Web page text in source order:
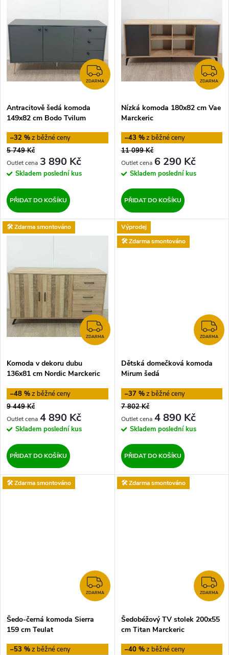
e
n
í
r
o
d
u
k
t
ů
Abecedně
p
i
s
p
r
o
d
u
k
ů
ZDARMA
ZDARMA
Antracitově šedá komoda
149x82 cm Bodo Tvilum
–32 %
5 749 Kč
3 890 Kč
Skladem poslední kus
PŘIDAT DO KOŠÍKU
ZDARMA
Nízká komoda 180x82 cm Vae
Marckeric
–43 %
11 099 Kč
6 290 Kč
Skladem poslední kus
PŘIDAT DO KOŠÍKU
🛠️ Zdarma smontováno
ZDARMA
ZDARMA
Komoda v dekoru dubu
136x81 cm Nordic Marckeric
–48 %
9 449 Kč
4 890 Kč
Skladem poslední kus
PŘIDAT DO KOŠÍKU
Výprodej
🛠️ Zdarma smontováno
ZDARMA
Dětská domečková komoda
Mirum šedá
–37 %
7 802 Kč
4 890 Kč
Skladem poslední kus
PŘIDAT DO KOŠÍKU
🛠️ Zdarma smontováno
ZDARMA
ZDARMA
Šedo-černá komoda Sierra
159 cm Teulat
–53 %
🛠️ Zdarma smontováno
ZDARMA
Šedobéžový TV stolek 200x55
cm Titan Marckeric
–40 %